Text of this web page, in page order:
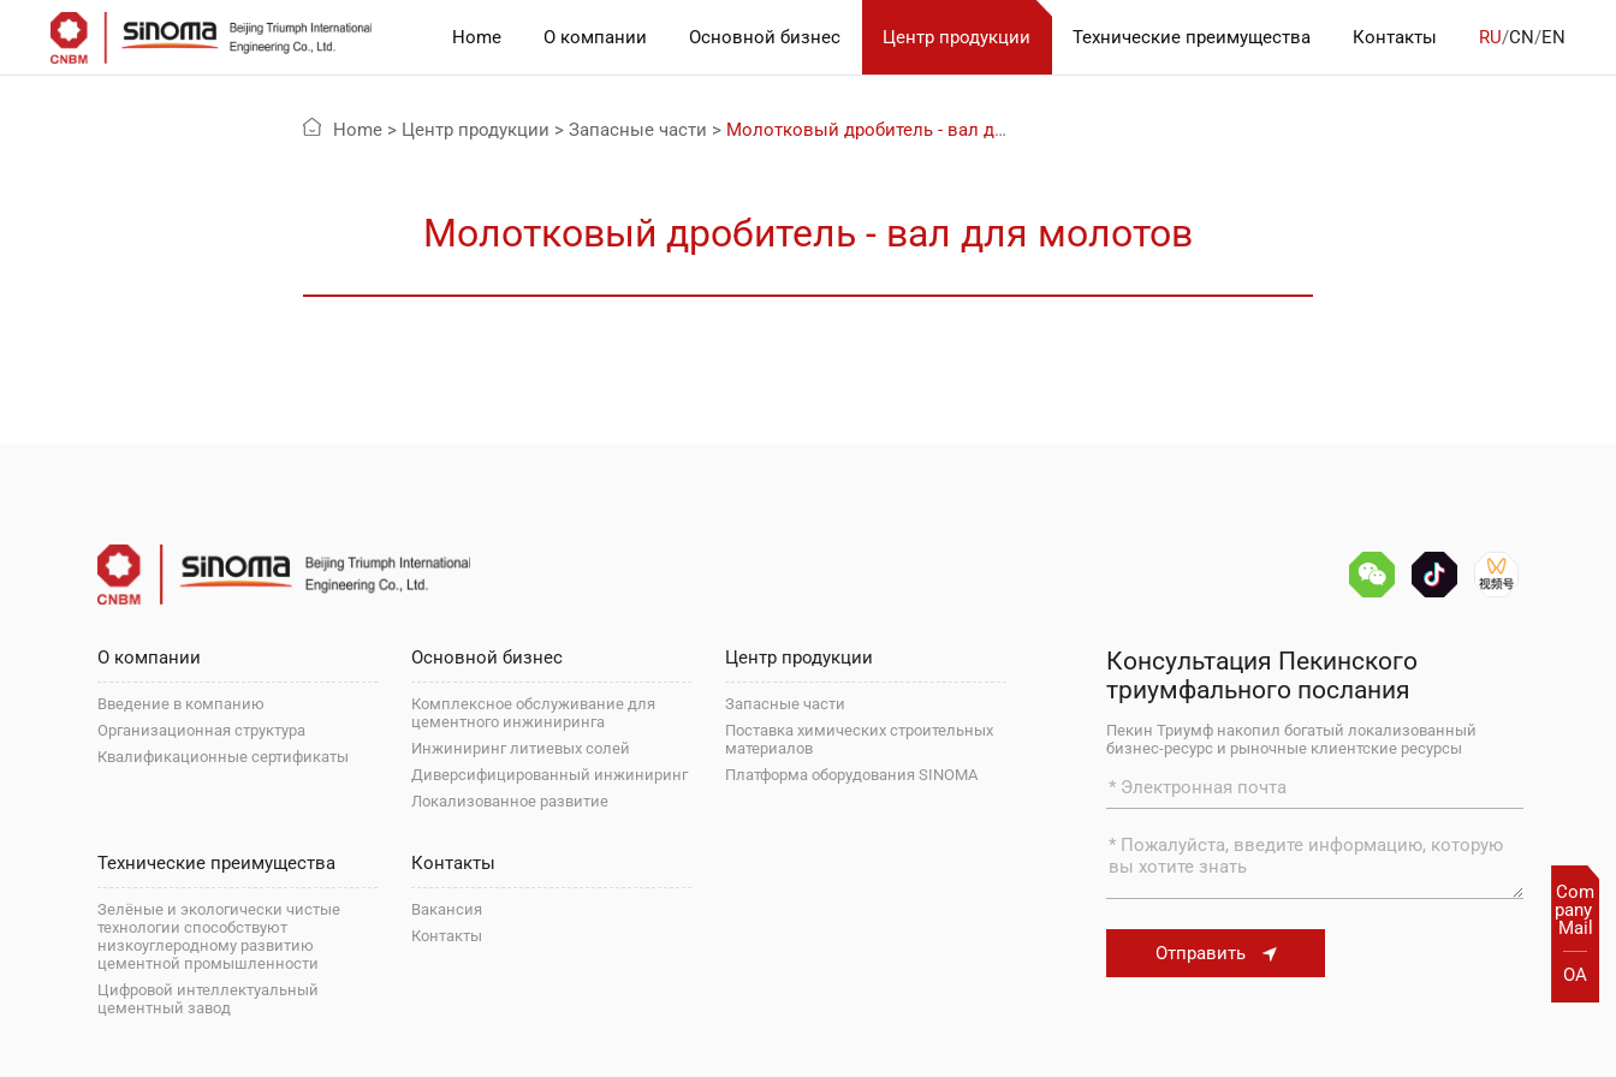
RU/CN/EN
Home О компании Основной бизнес Центр продукции Технические преимущества Контакты
Com
pany
Mail
OA
Home > Центр продукции >Запасные части > Молотковый дробитель - вал для молотов
Молотковый дробитель - вал для молотов
О компании
Введение в компанию
Организационная структура
Квалификационные сертификаты
Основной бизнес
Комплексное обслуживание для
цементного инжиниринга
Инжиниринг литиевых солей
Диверсифицированный инжиниринг
Локализованное развитие
Центр продукции
Запасные части
Поставка химических строительных
материалов
Платформа оборудования SINOMA
Технические преимущества
Зелёные и экологически чистые
технологии способствуют
низкоуглеродному развитию
цементной промышленности
Цифровой интеллектуальный
цементный завод
Контакты
Вакансия
Контакты
Консультация Пекинского
триумфального послания
Пекин Триумф накопил богатый локализованный
бизнес-ресурс и рыночные клиентские ресурсы
Отправить